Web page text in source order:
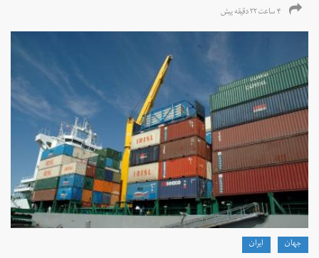
۴ ساعت ۲۲ دقیقه پیش
جهان ايران